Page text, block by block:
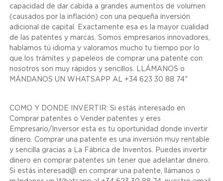
capacidad de dar cabida a grandes aumentos de volumen
(causados por la inflación) con una pequeña inversión
adicional de capital. Exactamente esa es la mayor cualidad
de las patentes y marcas. Somos empresarios innovadores,
hablamos tú idioma y valoramos mucho tu tiempo por lo
que los trámites y papeleos de comprar una patente con
nosotros son muy rápidos y sencillos. LLÁMANOS o
MÁNDANOS UN WHATSAPP AL +34 623 30 88 74"
COMO Y DONDE INVERTIR: Si estás interesado en
Comprar patentes o Vender patentes y eres
Empresario/Inversor esta es tu oportunidad donde invertir
dinero. Comprar una patente es una inversión muy rentable
y sencilla gracias a La Fábrica de Inventos. Puedes invertir
dinero en comprar patentes sin tener que adelantar dinero.
Si estás interesad@ en comprar una patente, llámanos o